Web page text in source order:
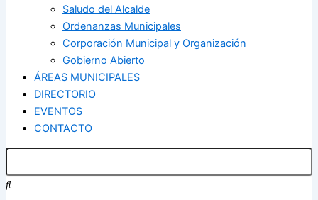
Saludo del Alcalde
Ordenanzas Municipales
Corporación Municipal y Organización
Gobierno Abierto
ÁREAS MUNICIPALES
DIRECTORIO
EVENTOS
CONTACTO